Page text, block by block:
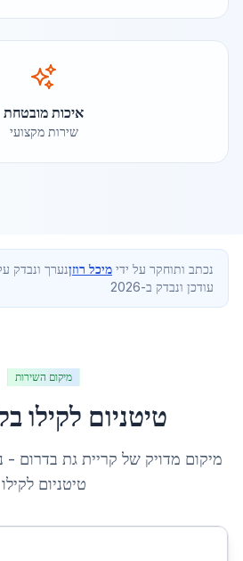
איכות מובטחת
שירות מקצועי
נכתב ותוחקר על ידי מיכל רוזןנערך ונבדק
עודכן ונבדק ב-2026
מיקום השירות
טיטניום לקילוב
מיקום מדויק של קריית גת בדרום -
טיטניום לקילו